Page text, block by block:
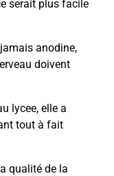
serait plus facile
anodine,
doivent
lycee, elle a
tout à fait
qualité de la